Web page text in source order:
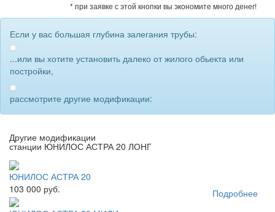
* при заявке с этой кнопки вы экономите много денег!
Если у вас большая глубина залегания трубы:
...или вы хотите установить далеко от жилого обьекта или
постройки,
рассмотрите другие модификации:
Другие модификации
станции ЮНИЛОС АСТРА 20 ЛОНГ
ЮНИЛОС АСТРА 20
Подробнее
103 000 руб.